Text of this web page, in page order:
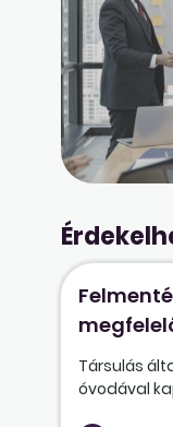
Társulás
óvodával